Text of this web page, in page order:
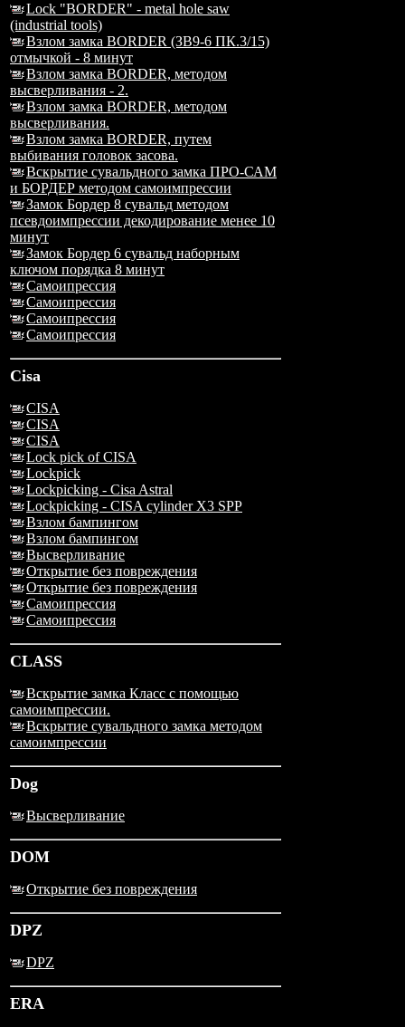
Lock "BORDER" - metal hole saw
(industrial tools)
Взлом замка BORDER (ЗВ9-6 ПК.3/15)
отмычкой - 8 минут
Взлом замка BORDER, методом
высверливания - 2.
Взлом замка BORDER, методом
высверливания.
Взлом замка BORDER, путем
выбивания головок засова.
Вскрытие сувальдного замка ПРО-САМ
и БОРДЕР методом самоимпрессии
Замок Бордер 8 сувальд методом
псевдоимпрессии декодирование менее 10
минут
Замок Бордер 6 сувальд наборным
ключом порядка 8 минут
Самоипрессия
Самоипрессия
Самоипрессия
Самоипрессия
Cisa
CISA
CISA
CISA
Lock pick of CISA
Lockpick
Lockpicking - Cisa Astral
Lockpicking - CISA cylinder X3 SPP
Взлом бампингом
Взлом бампингом
Высверливание
Открытие без повреждения
Открытие без повреждения
Самоипрессия
Самоипрессия
CLASS
Вскрытие замка Класс с помощью
самоимпрессии.
Вскрытие сувальдного замка методом
самоимпрессии
Dog
Высверливание
DOM
Открытие без повреждения
DPZ
DPZ
ERA